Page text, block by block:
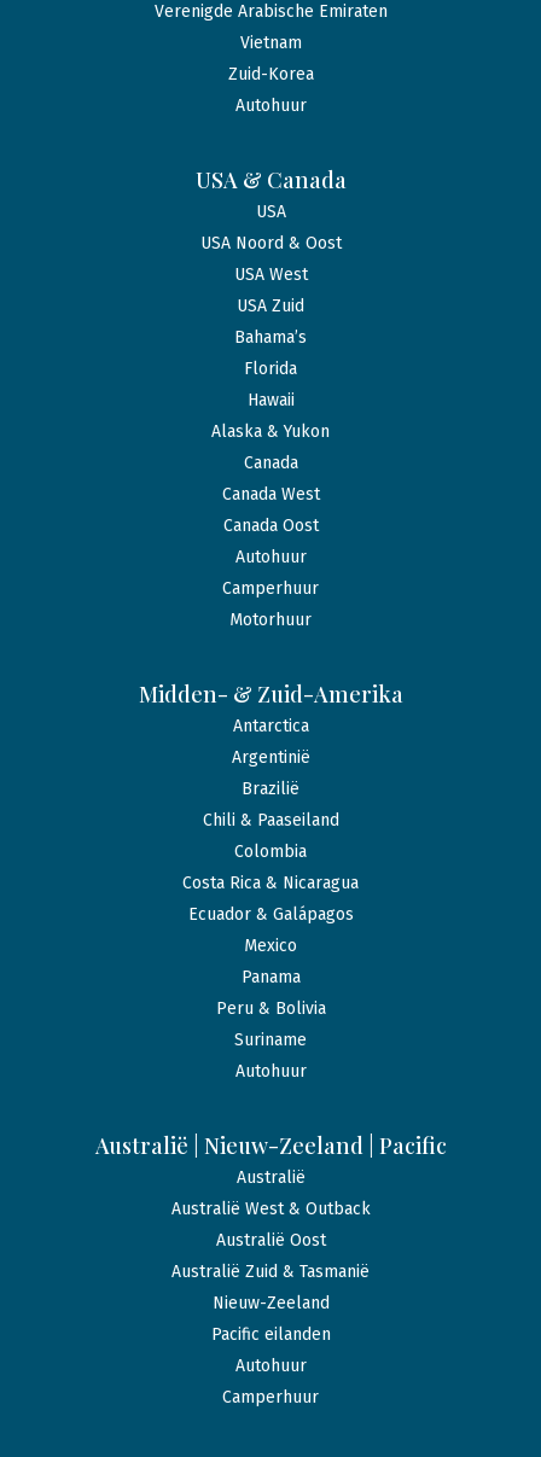
Verenigde Arabische Emiraten
Vietnam
Zuid-Korea
Autohuur
USA & Canada
USA
USA Noord & Oost
USA West
USA Zuid
Bahama’s
Florida
Hawaii
Alaska & Yukon
Canada
Canada West
Canada Oost
Autohuur
Camperhuur
Motorhuur
Midden- & Zuid-Amerika
Antarctica
Argentinië
Brazilië
Chili & Paaseiland
Colombia
Costa Rica & Nicaragua
Ecuador & Galápagos
Mexico
Panama
Peru & Bolivia
Suriname
Autohuur
Australië | Nieuw-Zeeland | Pacific
Australië
Australië West & Outback
Australië Oost
Australië Zuid & Tasmanië
Nieuw-Zeeland
Pacific eilanden
Autohuur
Camperhuur